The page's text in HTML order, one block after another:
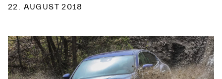
22. AUGUST 2018